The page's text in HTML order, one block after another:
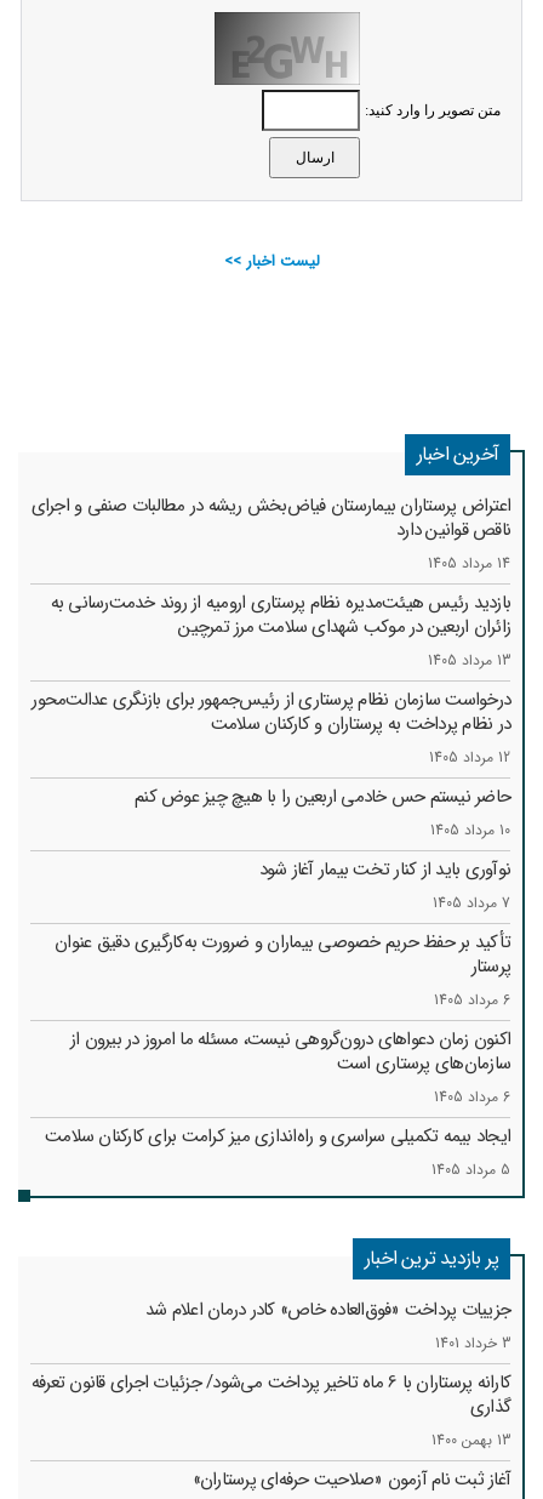
متن تصویر را وارد کنید:
لیست اخبار >>
آخرین اخبار
اعتراض پرستاران بیمارستان فیاض‌بخش ریشه در مطالبات صنفی و اجرای
ناقص قوانین دارد
14 مرداد 1405
بازدید رئیس هیئت‌مدیره نظام پرستاری ارومیه از روند خدمت‌رسانی به
زائران اربعین در موکب شهدای سلامت مرز تمرچین
13 مرداد 1405
درخواست سازمان نظام پرستاری از رئیس‌جمهور برای بازنگری عدالت‌محور
در نظام پرداخت به پرستاران و کارکنان سلامت
12 مرداد 1405
حاضر نیستم حس خادمی اربعین را با هیچ چیز عوض کنم
10 مرداد 1405
نوآوری باید از کنار تخت بیمار آغاز شود
7 مرداد 1405
تأکید بر حفظ حریم خصوصی بیماران و ضرورت به‌کارگیری دقیق عنوان
پرستار
6 مرداد 1405
اکنون زمان دعواهای درون‌گروهی نیست، مسئله ما امروز در بیرون از
سازمان‌های پرستاری است
6 مرداد 1405
ایجاد بیمه تکمیلی سراسری و راه‌اندازی میز کرامت برای کارکنان سلامت
5 مرداد 1405
پر بازدید ترین اخبار
جزییات پرداخت «فوق‌العاده خاص» کادر درمان اعلام شد
3 خرداد 1401
کارانه‌ پرستاران با 6 ماه تاخیر پرداخت می‌شود/ جزئیات اجرای قانون تعرفه
گذاری
13 بهمن 1400
آغاز ثبت نام آزمون «صلاحیت حرفه‌ای پرستاران»